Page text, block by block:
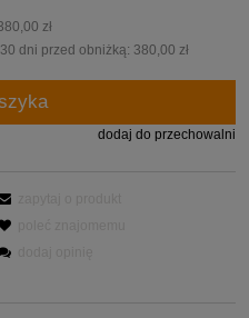
zł
dni przed obniżką: 380,00 zł
dodaj do przechowalni